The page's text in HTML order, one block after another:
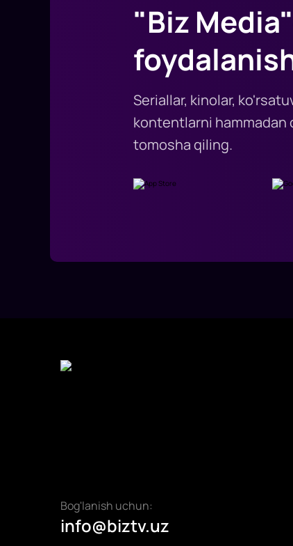
"Biz
Seriallar, kinolar,
kontentlarni
tomosha qiling.
Bog'lanish uchun:
info@biztv.uz